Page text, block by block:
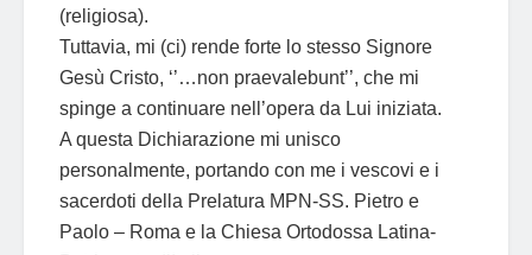
(religiosa).
Tuttavia, mi (ci) rende forte lo stesso Signore
Gesù Cristo, ‘’…non praevalebunt’’, che mi
spinge a continuare nell’opera da Lui iniziata.
A questa Dichiarazione mi unisco
personalmente, portando con me i vescovi e i
sacerdoti della Prelatura MPN-SS. Pietro e
Paolo – Roma e la Chiesa Ortodossa Latina-